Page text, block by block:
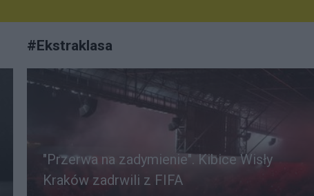
#Ekstraklasa
"Przerwa na zadymienie". Kibice Wisły
Kraków zadrwili z FIFA